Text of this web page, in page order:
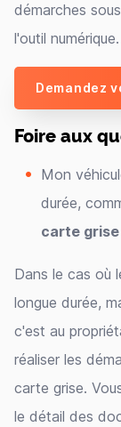
démarches
l'outil numérique.
Demandez
Foire aux
Mon
durée,
carte grise
Dans le cas où
longue durée,
c'est au
réaliser les
carte grise.
le détail des